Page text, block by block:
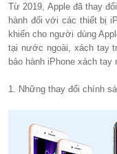
Từ 2019, Apple đã thay
hành đối với các thiết bị
khiến cho người dùng
tại nước ngoài, xách tay
bảo hành iPhone xách tay
1. Những thay đổi chính